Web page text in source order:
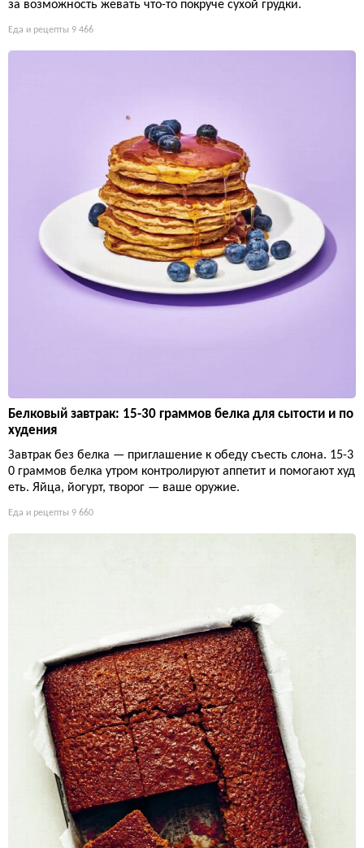
за возможность жевать что-то покруче сухой грудки.
Еда и рецепты 9 466
Белковый завтрак: 15-30 граммов белка для сытости и по
худения
Завтрак без белка — приглашение к обеду съесть слона. 15-3
0 граммов белка утром контролируют аппетит и помогают худ
еть. Яйца, йогурт, творог — ваше оружие.
Еда и рецепты 9 660